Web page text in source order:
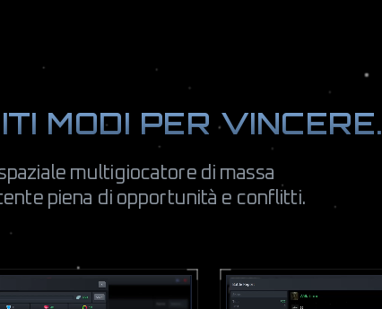
MODI PER VINCERE.
multigiocatore di massa
piena di opportunità e conflitti.